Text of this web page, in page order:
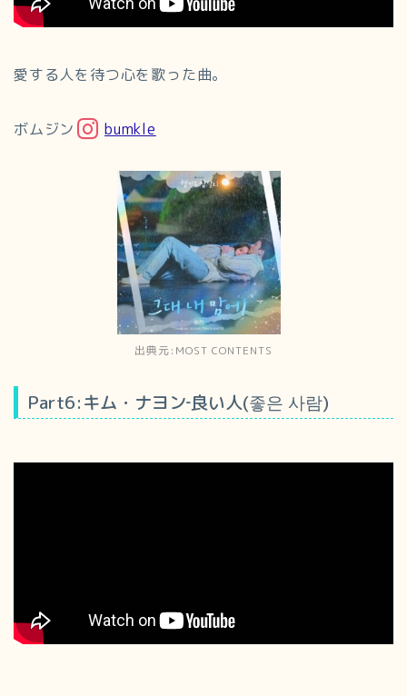
愛する人を待つ心を歌った曲。
ボムジン bumkle
出典元:MOST CONTENTS
Part6:キム・ナヨン‐良い人(좋은 사람)